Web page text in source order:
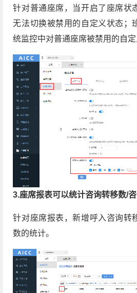
针对普通座席，当开启了座席状
无法切换被禁用的自定义状态；
统监控中对普通座席被禁用的自定
3.座席报表可以统计咨询转移数/
针对座席报表，新增呼入咨询转
数的统计。